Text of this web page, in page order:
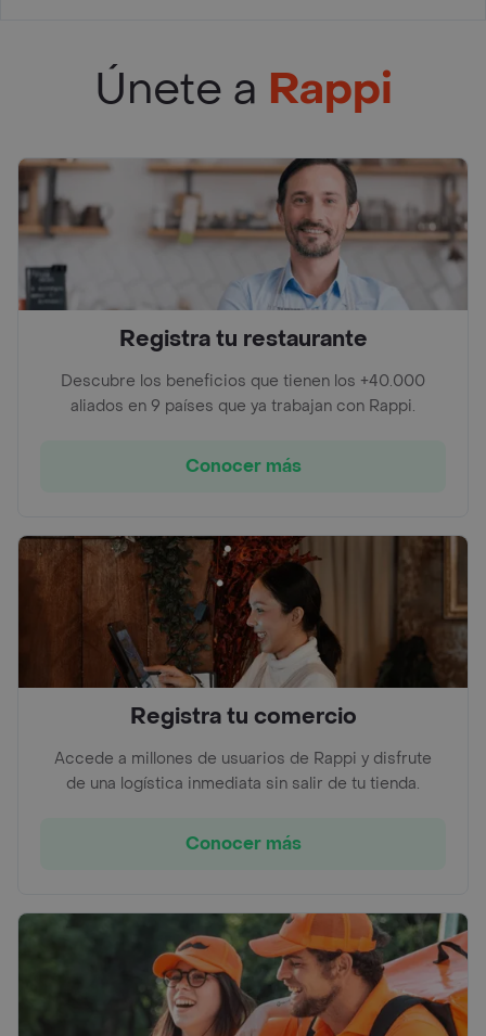
Únete a Rappi
Registra tu restaurante
Descubre los beneficios que tienen los +40.000
aliados en 9 países que ya trabajan con Rappi.
Conocer más
Registra tu comercio
Accede a millones de usuarios de Rappi y disfrute
de una logística inmediata sin salir de tu tienda.
Conocer más